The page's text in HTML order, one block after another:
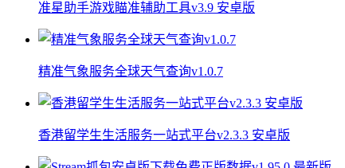
准星助手游戏瞄准辅助工具v3.9 安卓版
精准气象服务全球天气查询v1.0.7
香港留学生生活服务一站式平台v2.3.3 安卓版